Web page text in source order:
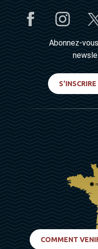
Abonnez-
COMMENT